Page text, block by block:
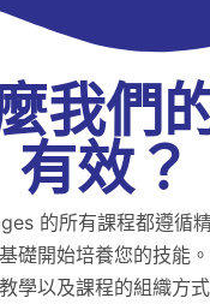
我們
有效？
的所有課程都遵循
礎開始培養您的技能
學以及課程的組織方